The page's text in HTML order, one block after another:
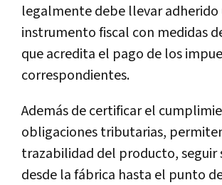
legalmente debe llevar adherido
instrumento fiscal con medidas
que acredita el pago de los
correspondientes.
Además de certificar el
obligaciones tributarias,
trazabilidad del producto, seguir
desde la fábrica hasta el punto